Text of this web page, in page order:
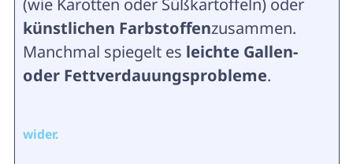
(wie Karotten oder Süßkartoffeln) oder
künstlichen Farbstoffenzusammen.
Manchmal spiegelt es leichte Gallen-
oder Fettverdauungsprobleme.
wider.